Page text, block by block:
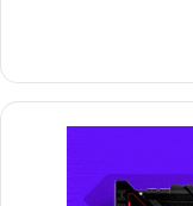
مختلفی
کلید موفقیت
با دانستن وضعیت
و نشان دهید که